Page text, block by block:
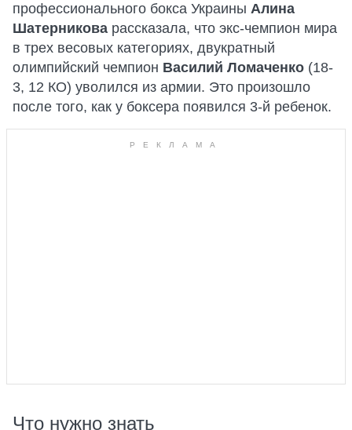
профессионального бокса Украины Алина
Шатерникова рассказала, что экс-чемпион мира
в трех весовых категориях, двукратный
олимпийский чемпион Василий Ломаченко (18-
3, 12 КО) уволился из армии. Это произошло
после того, как у боксера появился 3-й ребенок.
Что нужно знать